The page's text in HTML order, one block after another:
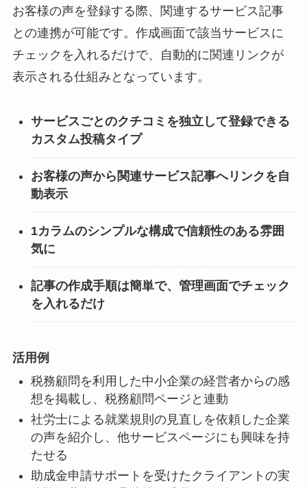
お客様の声を登録する際、関連するサービス記事
との連携が可能です。作成画面で該当サービスに
チェックを入れるだけで、自動的に関連リンクが
表示される仕組みとなっています。
サービスごとのクチコミを独立して登録できる
カスタム投稿タイプ
お客様の声から関連サービス記事へリンクを自
動表示
1カラムのシンプルな構成で信頼性のある雰囲
気に
記事の作成手順は簡単で、管理画面でチェック
を入れるだけ
活用例
税務顧問を利用した中小企業の経営者からの感
想を掲載し、税務顧問ページと連動
社労士による就業規則の見直しを依頼した企業
の声を紹介し、他サービスページにも興味を持
たせる
助成金申請サポートを受けたクライアントの実